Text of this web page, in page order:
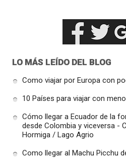
LO MÁS LEÍDO DEL BLOG
Como viajar por Europa con
10 Países para viajar con
Cómo llegar a Ecuador de la
desde Colombia y viceversa -
Hormiga / Lago Agrio
Como llegar al Machu Picchu